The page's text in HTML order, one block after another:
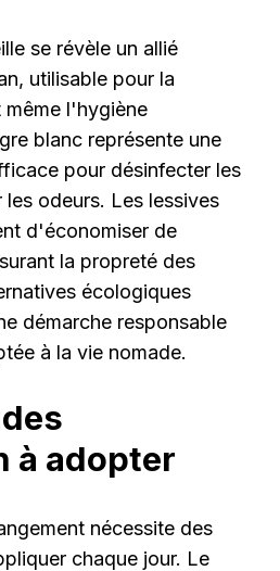
se révèle un allié
utilisable pour la
même l'hygiène
blanc représente une
pour désinfecter les
odeurs. Les lessives
d'économiser de
la propreté des
écologiques
démarche responsable
à la vie nomade.
à adopter
nécessite des
chaque jour. Le